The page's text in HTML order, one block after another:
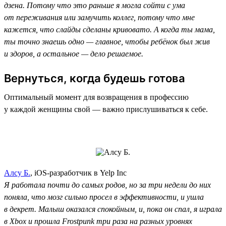
дзена. Потому что это раньше я могла сойти с ума
от переживания или замучить коллег, потому что мне
кажется, что слайды сделаны кривовато. А когда ты мама,
ты точно знаешь одно — главное, чтобы ребёнок был жив
и здоров, а остальное — дело решаемое.
Вернуться, когда будешь готова
Оптимальный момент для возвращения в профессию
у каждой женщины свой — важно прислушиваться к себе.
Алсу Б., iOS-разработчик в Yelp Inc
Я работала почти до самых родов, но за три недели до них
поняла, что мозг сильно просел в эффективности, и ушла
в декрет. Малыш оказался спокойным, и, пока он спал, я играла
в Xbox и прошла Frostpunk три раза на разных уровнях